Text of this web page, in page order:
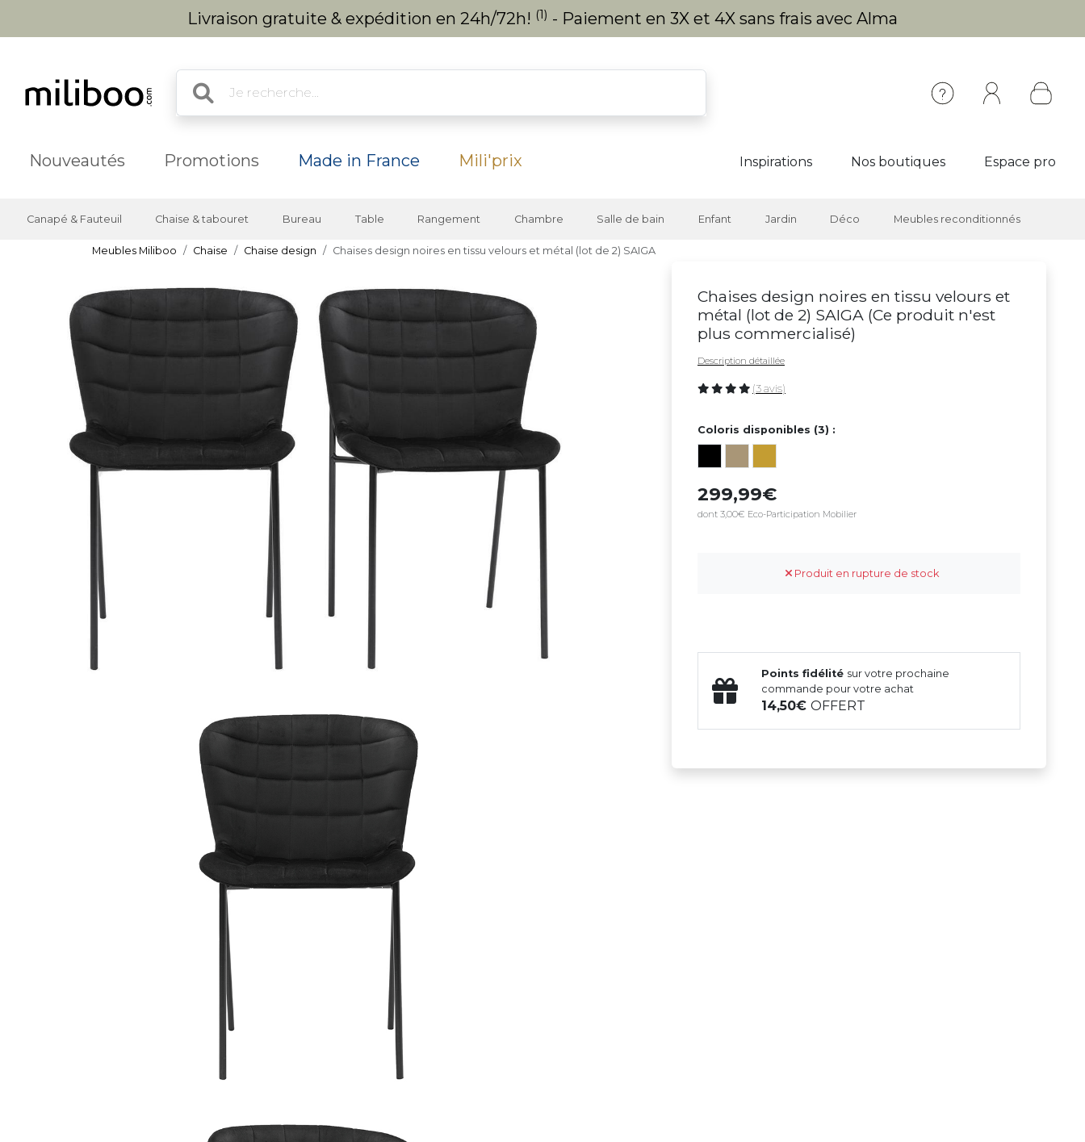
Livraison gratuite & expédition en 24h/72h! (1) - Paiement en 3X et 4X sans frais avec Alma
Nouveautés Promotions Made in France Mili'prix Inspirations Nos boutiques Espace pro
Canapé & Fauteuil Chaise & tabouret Bureau Table Rangement Chambre Salle de bain Enfant Jardin Déco Meubles reconditionnés
Meubles Miliboo Chaise Chaise design Chaises design noires en tissu velours et métal (lot de 2) SAIGA
Chaises design noires en tissu velours et
métal (lot de 2) SAIGA (Ce produit n'est
plus commercialisé)
Description détaillée
(3 avis)
Coloris disponibles (3) :
299,99
dont 3,00€ Eco-Participation Mobilier
Produit en rupture de stock
Points fidélité sur votre prochaine
commande pour votre achat
14,50OFFERT